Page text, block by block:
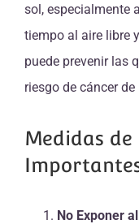
sol, especialmente
tiempo al aire libre
puede prevenir las
riesgo de cáncer
Medidas
No Exponer